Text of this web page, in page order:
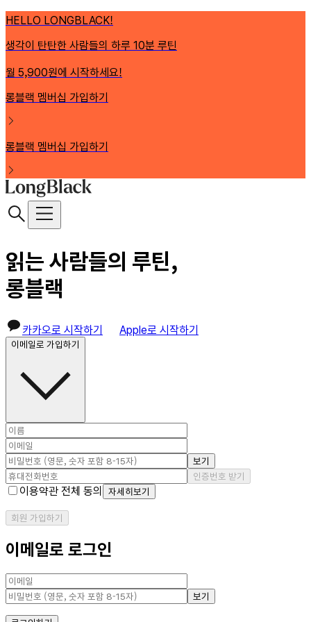
HELLO LONGBLACK!
생각이 탄탄한 사람들의 하루 10분 루틴
월 5,900원에 시작하세요!
롱블랙 멤버십 가입하기
롱블랙 멤버십 가입하기
읽는 사람들의 루틴,
롱블랙
카카오로 시작하기 Apple로 시작하기
이메일로 가입하기
보기
인증번호 받기
이용약관 전체 동의 자세히보기
회원 가입하기
이메일로 로그인
보기